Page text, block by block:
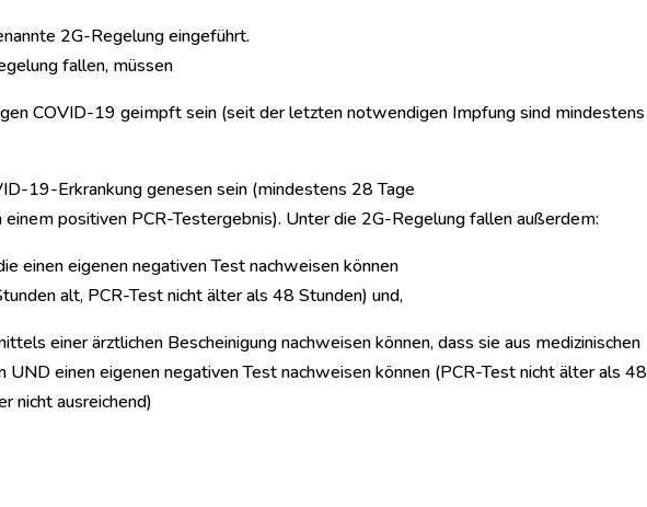
2G-Regelung eingeführt.
fallen, müssen
COVID-19 geimpft sein (seit der letzten notwendigen Impfung sind mindestens
19-Erkrankung genesen sein (mindestens 28 Tage
positiven PCR-Testergebnis). Unter die 2G-Regelung fallen außerdem:
einen eigenen negativen Test nachweisen können
alt, PCR-Test nicht älter als 48 Stunden) und,
einer ärztlichen Bescheinigung nachweisen können, dass sie aus medizinischen
einen eigenen negativen Test nachweisen können (PCR-Test nicht älter als 48
nicht ausreichend)